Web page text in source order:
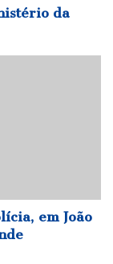
da
em João